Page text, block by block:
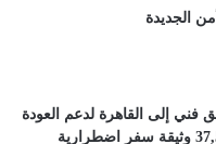
الجديدة
فني إلى القاهرة لدعم العودة